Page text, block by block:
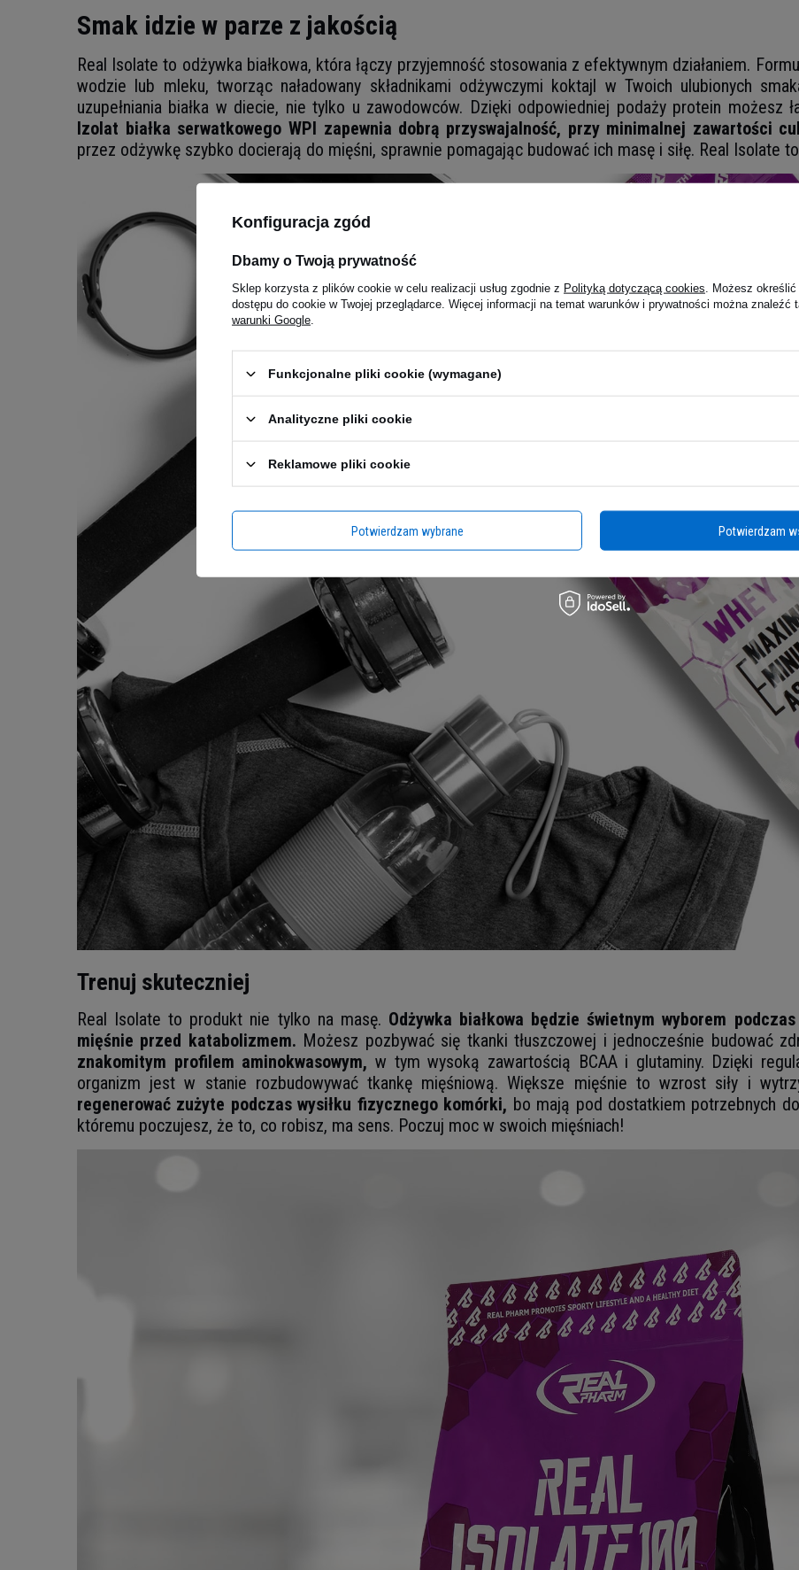
Smak idzie w parze z jakością
Real Isolate to odżywka białkowa, która łączy przyjemność stosowania z efektywnym działaniem.
wodzie lub mleku, tworząc naładowany składnikami odżywczymi koktajl w Twoich ulubionych
uzupełniania białka w diecie, nie tylko u zawodowców. Dzięki odpowiedniej podaży protein możesz
Izolat białka serwatkowego WPI zapewnia dobrą przyswajalność, przy minimalnej zawartości
przez odżywkę szybko docierają do mięśni, sprawnie pomagając budować ich masę i siłę. Real Isolate
Trenuj skuteczniej
Real Isolate to produkt nie tylko na masę. Odżywka białkowa będzie świetnym wyborem
mięśnie przed katabolizmem. Możesz pozbywać się tkanki tłuszczowej i jednocześnie budować
znakomitym profilem aminokwasowym, w tym wysoką zawartością BCAA i glutaminy. Dzięki
organizm jest w stanie rozbudowywać tkankę mięśniową. Większe mięśnie to wzrost siły i
regenerować zużyte podczas wysiłku fizycznego komórki, bo mają pod dostatkiem potrzebnych
któremu poczujesz, że to, co robisz, ma sens. Poczuj moc w swoich mięśniach!
Konfiguracja zgód
Dbamy o Twoją prywatność
Sklep korzysta z plików cookie w celu realizacji usług zgodnie z Polityką dotyczącą cookies . Możesz
dostępu do cookie w Twojej przeglądarce. Więcej informacji na temat warunków i prywatności można znaleźć
warunki Google
Funkcjonalne pliki cookie (wymagane)
Analityczne pliki cookie
Reklamowe pliki cookie
Potwierdzam wybrane Potwierdzam